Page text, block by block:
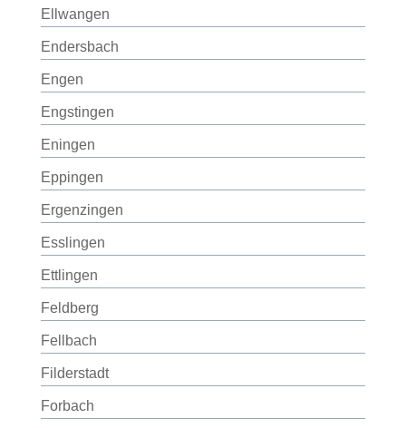
Ellwangen
Endersbach
Engen
Engstingen
Eningen
Eppingen
Ergenzingen
Esslingen
Ettlingen
Feldberg
Fellbach
Filderstadt
Forbach